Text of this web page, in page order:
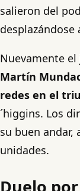
salieron del
desplazándose
Nuevamente
Martín
redes en el
´higgins. Los
su buen andar,
unidades.